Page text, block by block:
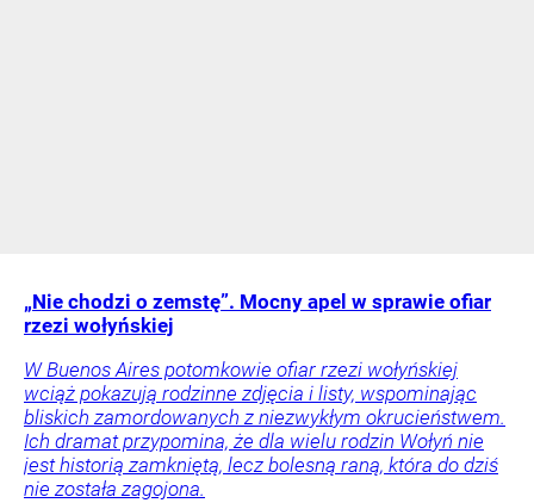
„Nie chodzi o zemstę”. Mocny apel w sprawie ofiar
rzezi wołyńskiej
W Buenos Aires potomkowie ofiar rzezi wołyńskiej
wciąż pokazują rodzinne zdjęcia i listy, wspominając
bliskich zamordowanych z niezwykłym okrucieństwem.
Ich dramat przypomina, że dla wielu rodzin Wołyń nie
jest historią zamkniętą, lecz bolesną raną, która do dziś
nie została zagojona.